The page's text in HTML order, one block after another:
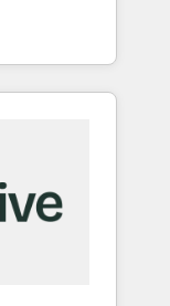
hosting, &
You'
lead
and-outs